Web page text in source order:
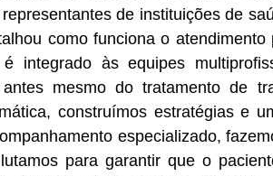
de instituições de
como funciona o
integrado às equipes
mesmo do tratamento de
construímos estratégias e
especializado,
para garantir que o